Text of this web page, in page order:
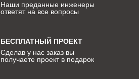
Наши преданные инженеры
ответят на все вопросы
БЕСПЛАТНЫЙ ПРОЕКТ
Сделав у нас заказ вы
получаете проект в подарок